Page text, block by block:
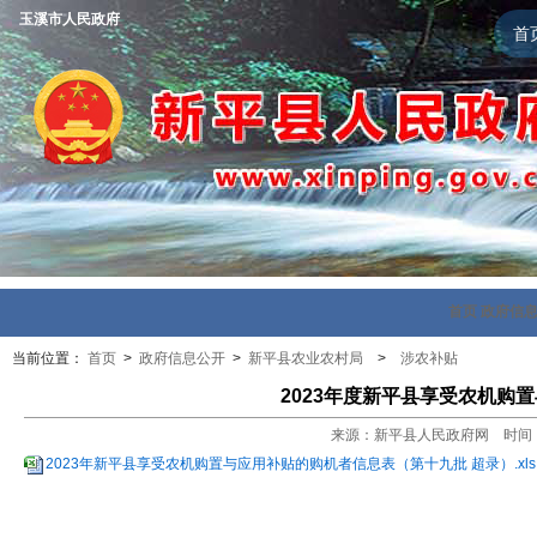
首
玉溪市人民政府
首页 政府信
当前位置： 首页 > 政府信息公开 > 新平县农业农村局 > 涉农补贴
2023年度新平县享受农机购
来源：新平县人民政府网 时
2023年新平县享受农机购置与应用补贴的购机者信息表（第十九批 超录）.xls